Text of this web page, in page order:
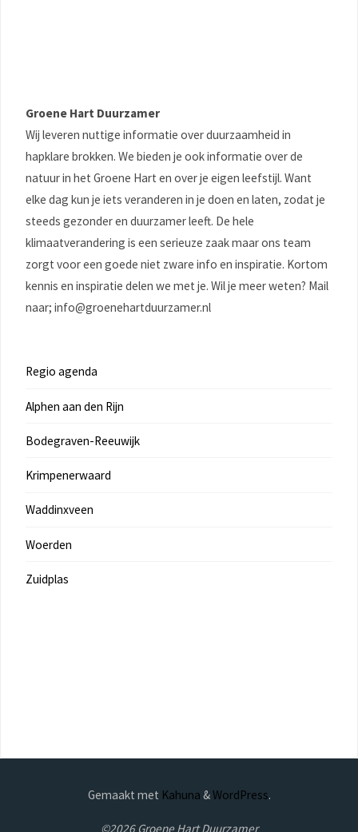
Groene Hart Duurzamer
Wij leveren nuttige informatie over duurzaamheid in
hapklare brokken. We bieden je ook informatie over de
natuur in het Groene Hart en over je eigen leefstijl. Want
elke dag kun je iets veranderen in je doen en laten, zodat je
steeds gezonder en duurzamer leeft. De hele
klimaatverandering is een serieuze zaak maar ons team
zorgt voor een goede niet zware info en inspiratie. Kortom
kennis en inspiratie delen we met je. Wil je meer weten? Mail
naar; info@groenehartduurzamer.nl
Regio agenda
Alphen aan den Rijn
Bodegraven-Reeuwijk
Krimpenerwaard
Waddinxveen
Woerden
Zuidplas
Gemaakt met Kahuna &WordPress.
©2026 Groene Hart Duurzamer